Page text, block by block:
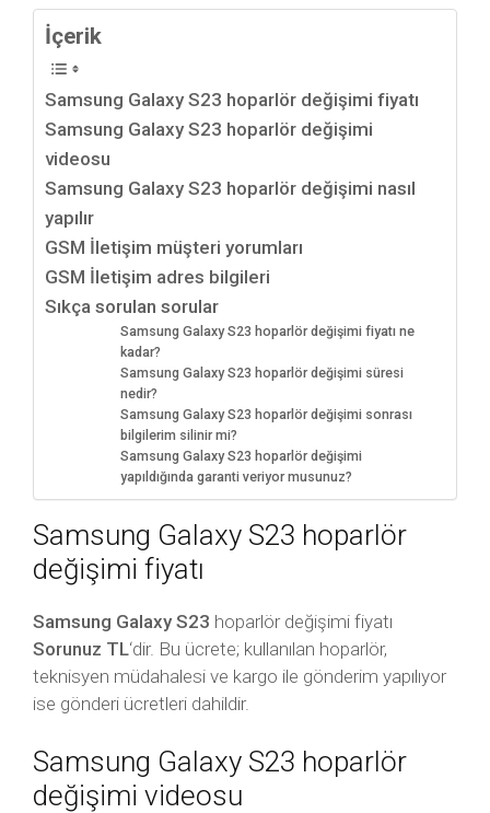
İçerik
Samsung Galaxy S23 hoparlör değişimi fiyatı
Samsung Galaxy S23 hoparlör değişimi
videosu
Samsung Galaxy S23 hoparlör değişimi nasıl
yapılır
GSM İletişim müşteri yorumları
GSM İletişim adres bilgileri
Sıkça sorulan sorular
Samsung Galaxy S23 hoparlör değişimi fiyatı ne
kadar?
Samsung Galaxy S23 hoparlör değişimi süresi
nedir?
Samsung Galaxy S23 hoparlör değişimi sonrası
bilgilerim silinir mi?
Samsung Galaxy S23 hoparlör değişimi
yapıldığında garanti veriyor musunuz?
Samsung Galaxy S23 hoparlör
değişimi fiyatı
Samsung Galaxy S23 hoparlör değişimi fiyatı
Sorunuz TL‘dir. Bu ücrete; kullanılan hoparlör,
teknisyen müdahalesi ve kargo ile gönderim yapılıyor
ise gönderi ücretleri dahildir.
Samsung Galaxy S23 hoparlör
değişimi videosu